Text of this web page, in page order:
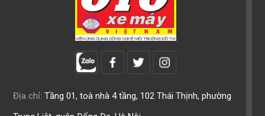
Địa chỉ: Tầng 01, toà nhà 4 tầng, 102 Thái Thịnh, phường